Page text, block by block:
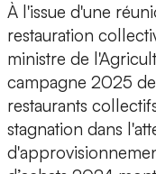
À l'issue d'une
restauration
ministre de
campagne 2025
restaurants
stagnation dans